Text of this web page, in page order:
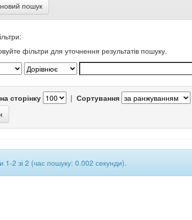
пошук
фільтри для уточнення результатів пошуку.
сторінку | Сортування
1-2 зі 2 (час пошуку: 0.002 секунди).